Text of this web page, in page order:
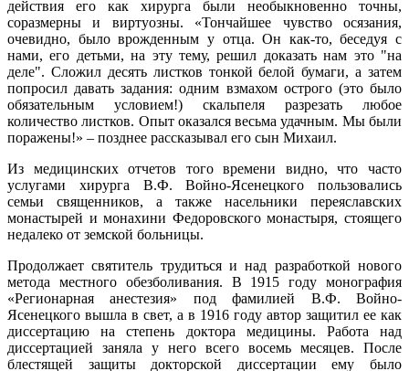
действия его как хирурга были необыкновенно точны,
соразмерны и виртуозны. «Тончайшее чувство осязания,
очевидно, было врожденным у отца. Он как-то, беседуя с
нами, его детьми, на эту тему, решил доказать нам это "на
деле". Сложил десять листков тонкой белой бумаги, а затем
попросил давать задания: одним взмахом острого (это было
обязательным условием!) скальпеля разрезать любое
количество листков. Опыт оказался весьма удачным. Мы были
поражены!» – позднее рассказывал его сын Михаил.
Из медицинских отчетов того времени видно, что часто
услугами хирурга В.Ф. Войно-Ясенецкого пользовались
семьи священников, а также насельники переяславских
монастырей и монахини Федоровского монастыря, стоящего
недалеко от земской больницы.
Продолжает святитель трудиться и над разработкой нового
метода местного обезболивания. В 1915 году монография
«Регионарная анестезия» под фамилией В.Ф. Войно-
Ясенецкого вышла в свет, а в 1916 году автор защитил ее как
диссертацию на степень доктора медицины. Работа над
диссертацией заняла у него всего восемь месяцев. После
блестящей защиты докторской диссертации ему было